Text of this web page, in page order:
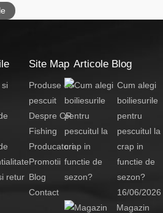
si
retur
Site Map
Produse de
pescuit
Despre CR
Fishing
Producatori
Promotii
Blog
Contact
Articole Blog
Cum alegi
boiliesurile
pentru
pescuitul la
crap in
functie de
sezon?
16/06/2026
Magazin